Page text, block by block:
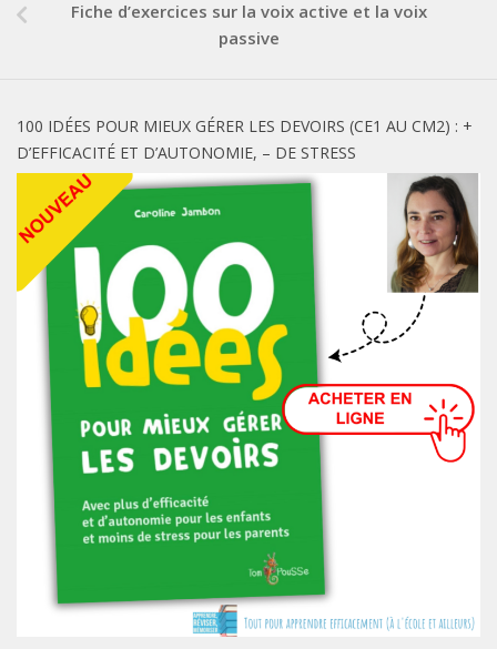
Fiche d’exercices sur la voix active et la voix
passive
100 IDÉES POUR MIEUX GÉRER LES DEVOIRS (CE1 AU CM2) : +
D’EFFICACITÉ ET D’AUTONOMIE, – DE STRESS